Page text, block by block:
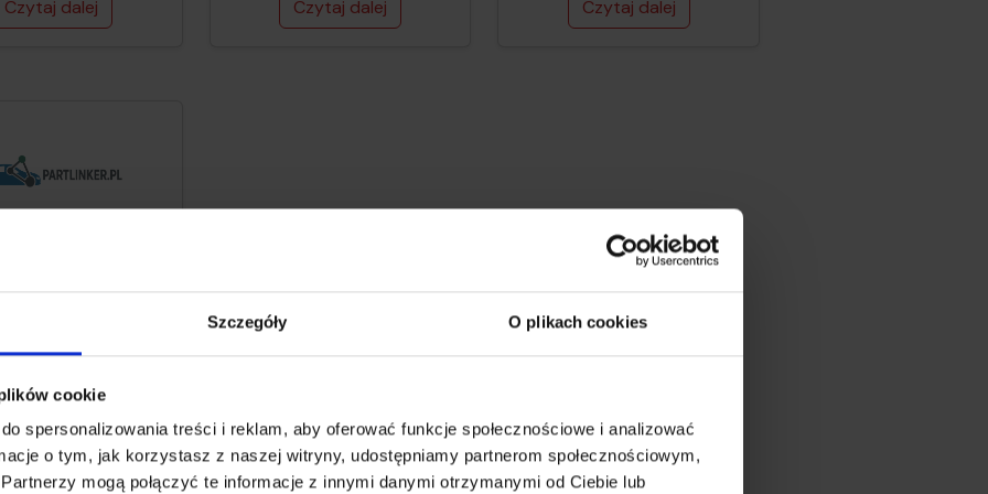
Szczegóły O plikach cookies
cookie
spersonalizowania treści i reklam, aby oferować funkcje społecznościowe i analizować
o tym, jak korzystasz z naszej witryny, udostępniamy partnerom społecznościowym,
mogą połączyć te informacje z innymi danymi otrzymanymi od Ciebie lub
Czytaj dalej
v23.6.1.
Czytaj dalej
v23.6.1.
Czytaj dalej
z Polkurier.pl,
Umożliwia
wysyłki
w sklepie,
czas obsługi i
Czytaj dalej